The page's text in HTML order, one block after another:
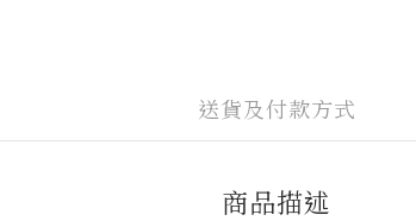
送貨及付款方式
商品描述